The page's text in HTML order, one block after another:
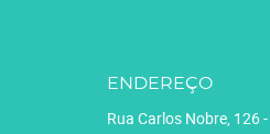
ENDEREÇO
Rua Carlos Nobre, 126-